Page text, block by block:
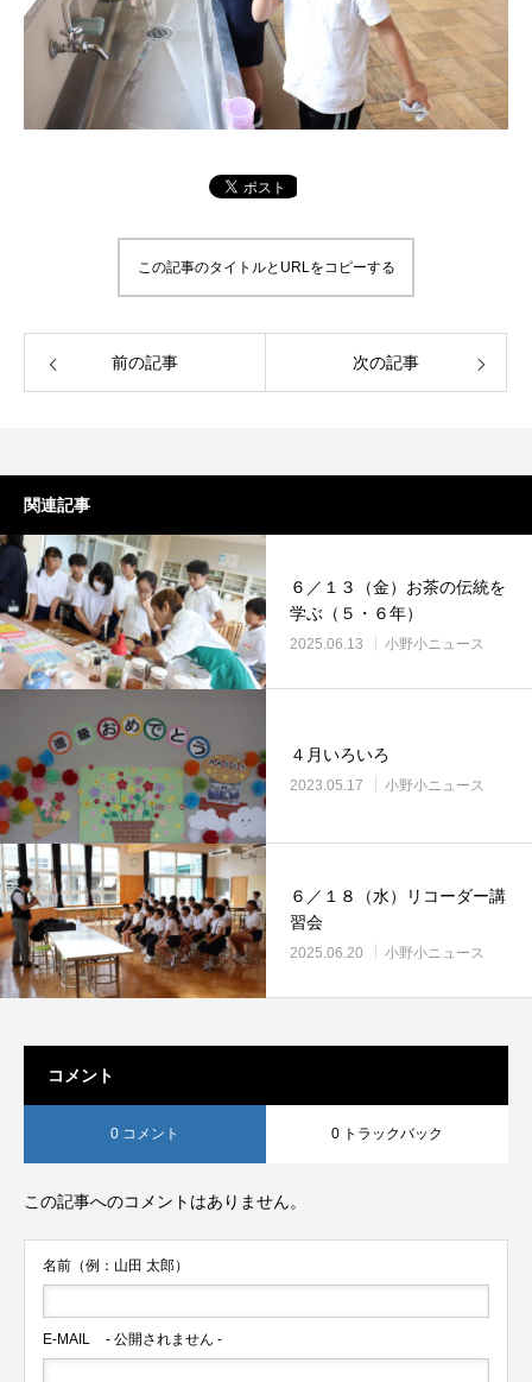
この記事のタイトルとURLをコピーする
前の記事 次の記事
関連記事
６／１３（金）お茶の伝統を
学ぶ（５・６年）
2025.06.13 小野小ニュース
４月いろいろ
2023.05.17 小野小ニュース
６／１８（水）リコーダー講
習会
2025.06.20 小野小ニュース
コメント
0 コメント 0 トラックバック
この記事へのコメントはありません。
名前（例：山田 太郎）
E-MAIL - 公開されません -